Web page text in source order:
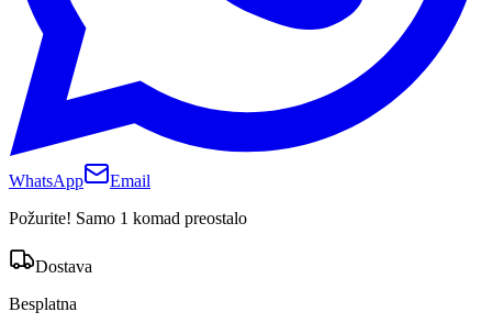
WhatsApp
Email
Požurite! Samo 1 komad preostalo
Dostava
Besplatna